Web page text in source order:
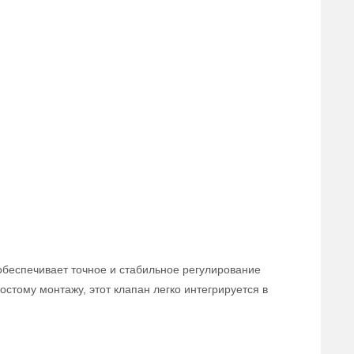
точное и стабильное регулирование
монтажу, этот клапан легко интегрируется в